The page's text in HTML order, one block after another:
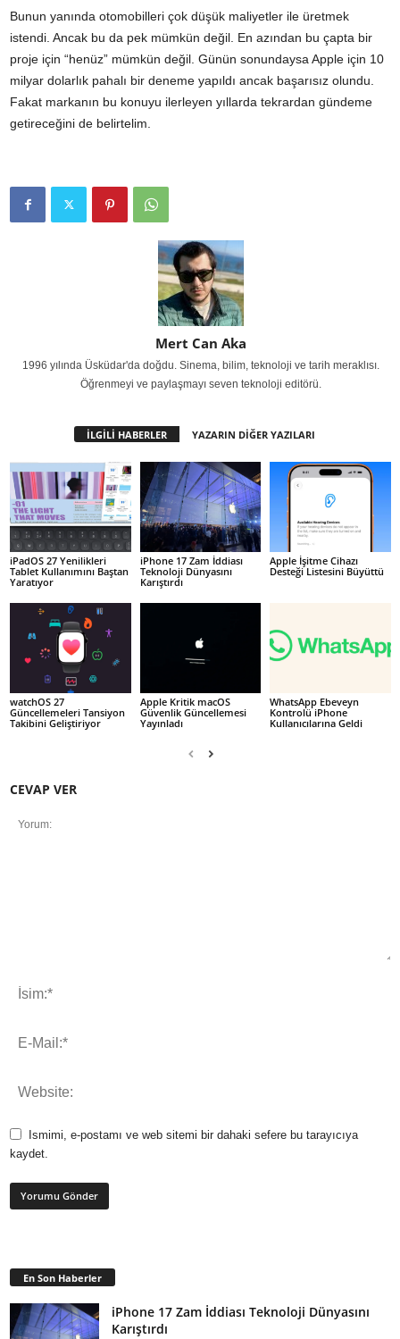
Bunun yanında otomobilleri çok düşük maliyetler ile üretmek
istendi. Ancak bu da pek mümkün değil. En azından bu çapta bir
proje için “henüz” mümkün değil. Günün sonundaysa Apple için 10
milyar dolarlık pahalı bir deneme yapıldı ancak başarısız olundu.
Fakat markanın bu konuyu ilerleyen yıllarda tekrardan gündeme
getireceğini de belirtelim.
Mert Can Aka
1996 yılında Üsküdar'da doğdu. Sinema, bilim, teknoloji ve tarih meraklısı.
Öğrenmeyi ve paylaşmayı seven teknoloji editörü.
İLGİLİ HABERLER YAZARIN DİĞER YAZILARI
iPadOS 27 Yenilikleri
Tablet Kullanımını Baştan
Yaratıyor
iPhone 17 Zam İddiası
Teknoloji Dünyasını
Karıştırdı
Apple İşitme Cihazı
Desteği Listesini Büyüttü
watchOS 27
Güncellemeleri Tansiyon
Takibini Geliştiriyor
Apple Kritik macOS
Güvenlik Güncellemesi
Yayınladı
WhatsApp Ebeveyn
Kontrolü iPhone
Kullanıcılarına Geldi
CEVAP VER
Ismimi, e-postamı ve web sitemi bir dahaki sefere bu tarayıcıya
kaydet.
En Son Haberler
iPhone 17 Zam İddiası Teknoloji Dünyasını
Karıştırdı